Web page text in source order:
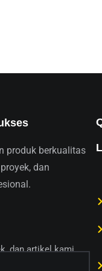
produk berkualitas
dan
dan artikel kami.